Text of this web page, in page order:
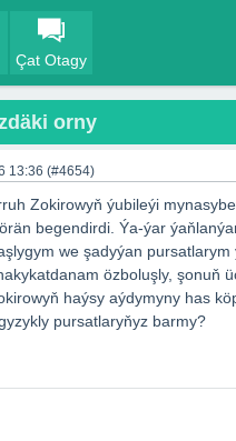
Çat Otagy
orny
13:36 (#4654)
Zokirowyň ýubileýi
begendirdi. Ýa-ýar
we şadyýan pursatlarym
özboluşly, şonuň
haýsy aýdymyny has
pursatlaryňyz barmy?